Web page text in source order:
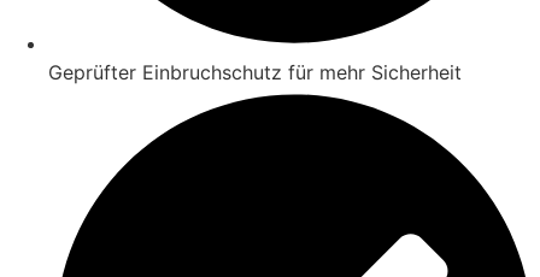
Geprüfter Einbruchschutz für mehr Sicherheit